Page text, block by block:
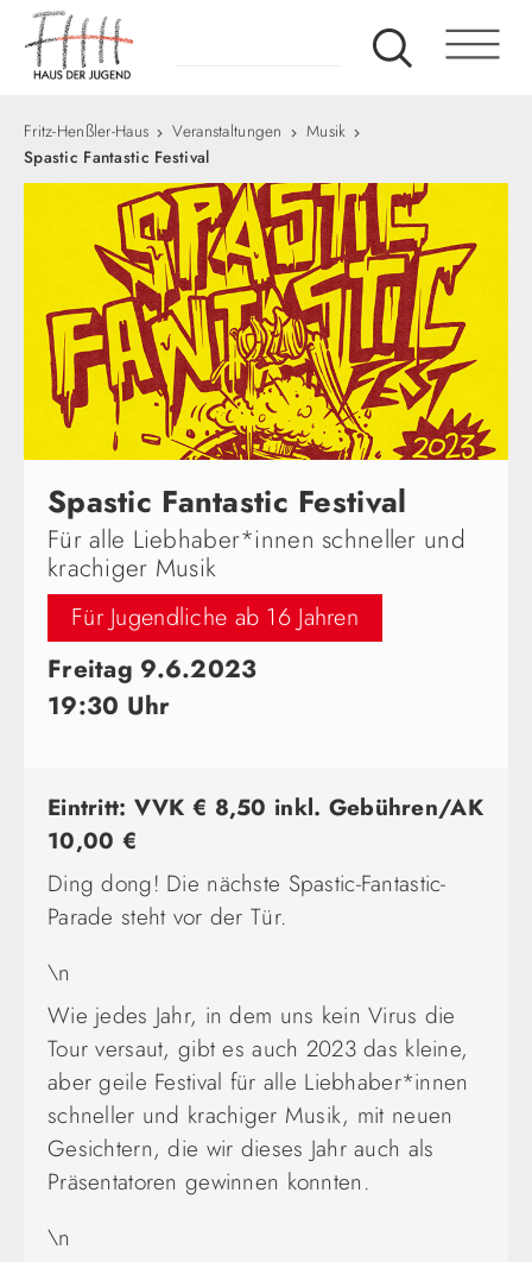
Fritz-Henßler-Haus Veranstaltungen
Musik
Spastic Fantastic Festival
Spastic Fantastic Festival
Für alle Liebhaber*innen schneller und
krachiger Musik
Für Jugendliche ab 16 Jahren
Freitag 9.6.2023
19:30 Uhr
Eintritt: VVK € 8,50 inkl. Gebühren/AK
10,00 €
Ding dong! Die nächste Spastic-Fantastic-
Parade steht vor der Tür.
\n
Wie jedes Jahr, in dem uns kein Virus die
Tour versaut, gibt es auch 2023 das kleine,
aber geile Festival für alle Liebhaber*innen
schneller und krachiger Musik, mit neuen
Gesichtern, die wir dieses Jahr auch als
Präsentatoren gewinnen konnten.
\n